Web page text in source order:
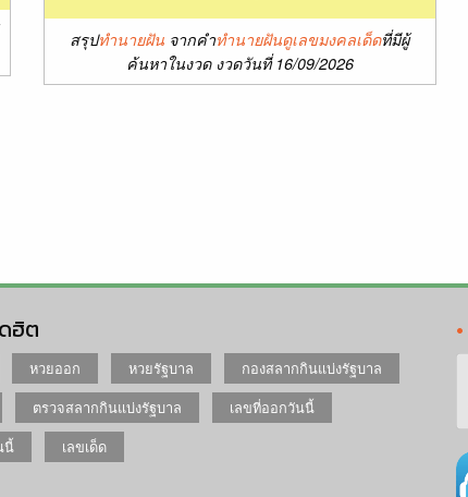
สรุปทำนายฝัน จากคำทำนายฝันดูเลขมงคลเด็ดที่มีผู้
ค้นหาในงวด งวดวันที่ 16/09/2026
ฮิต
หวยออก หวยรัฐบาล
กองสลากกินแบ่งรัฐบาล
ตรวจสลากกินแบ่งรัฐบาล
เลขที่ออกวันนี้
นี้
เลขเด็ด